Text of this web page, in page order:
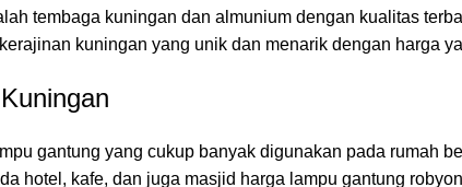
tembaga kuningan dan almunium dengan kualitas
kuningan yang unik dan menarik dengan harga
gantung yang cukup banyak digunakan pada rumah
hotel, kafe, dan juga masjid harga lampu gantung